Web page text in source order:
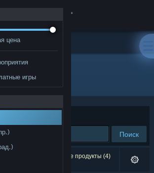
цена
игры
Inc.
Поиск
запросу: 1. Некоторые продукты (4)
настройкам.